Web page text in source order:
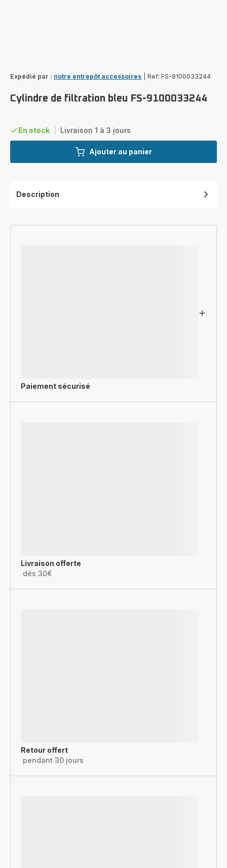
Expédié par : notre entrepôt accessoires Ref: FS-9100033244
Cylindre de filtration bleu FS-9100033244
En stock Livraison 1 à 3 jours
Ajouter au panier
Description
Paiement sécurisé
Livraison offerte
dès 30€
Retour offert
pendant 30 jours